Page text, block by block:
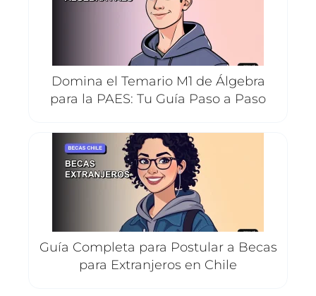
Domina el Temario M1 de Álgebra
para la PAES: Tu Guía Paso a Paso
Guía Completa para Postular a Becas
para Extranjeros en Chile